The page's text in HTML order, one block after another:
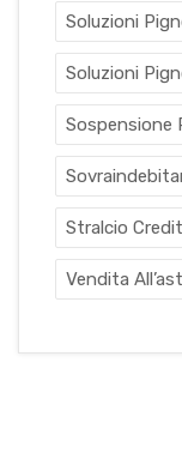
Soluzioni
Soluzioni
Sospensione
Stralcio
Vendita